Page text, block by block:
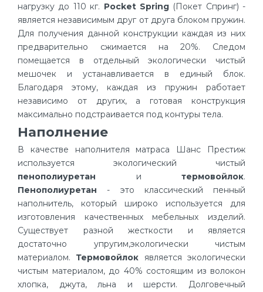
нагрузку до 110 кг. Pocket Spring(Покет Спринг) -
является независимым друг от друга блоком пружин.
Для получения данной конструкции каждая из них
предварительно сжимается на 20%. Следом
помещается в отдельный экологически чистый
мешочек и устанавливается в единый блок.
Благодаря этому, каждая из пружин работает
независимо от других, а готовая конструкция
максимально подстраивается под контуры тела.
Наполнение
В качестве наполнителя матраса Шанс Престиж
используется экологический чистый
пенополиуретан и термовойлок.
Пенополиуретан- это классический пенный
наполнитель, который широко используется для
изготовления качественных мебельных изделий.
Существует разной жесткости и является
достаточно упругим,экологически чистым
материалом. Термовойлок является экологически
чистым материалом, до 40% состоящим из волокон
хлопка, джута, льна и шерсти. Долговечный